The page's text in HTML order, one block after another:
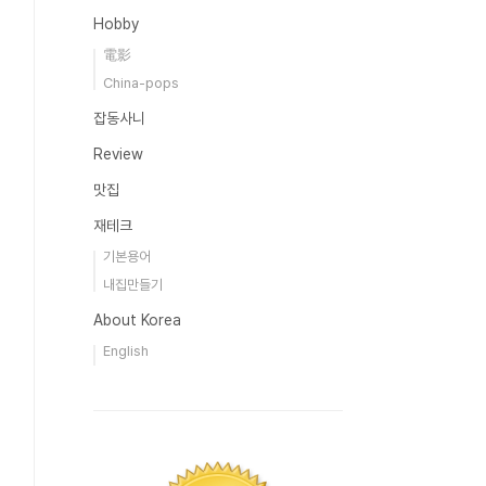
Hobby
電影
China-pops
잡동사니
Review
맛집
재테크
기본용어
내집만들기
About Korea
English